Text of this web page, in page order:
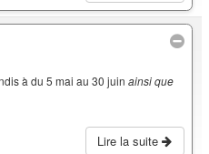
à du 5 mai au 30 juin ainsi que
Lire la suite